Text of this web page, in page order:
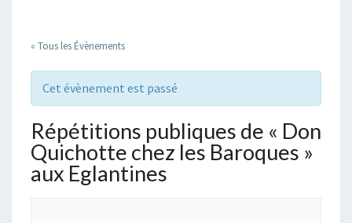
« Tous les Évènements
Cet évènement est passé
Répétitions publiques de « Don
Quichotte chez les Baroques »
aux Eglantines